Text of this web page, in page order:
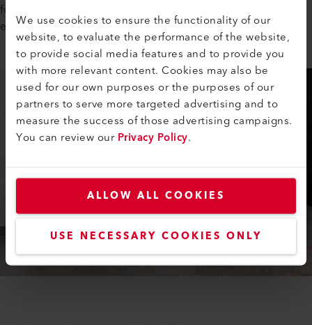
We use cookies to ensure the functionality of our
website, to evaluate the performance of the website,
to provide social media features and to provide you
with more relevant content. Cookies may also be
used for our own purposes or the purposes of our
partners to serve more targeted advertising and to
measure the success of those advertising campaigns.
You can review ourPrivacy Policy.
ALLOW ALL COOKIES
USE NECESSARY COOKIES ONLY
fornecer ar quente de alto volume e penetração profunda
em salas de geradores e painéis de controle.